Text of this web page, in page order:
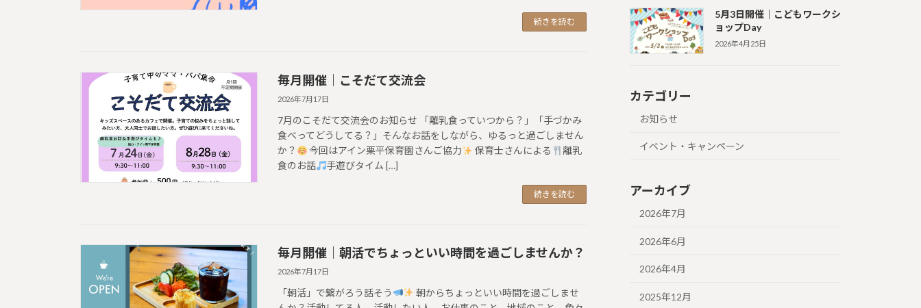
続きを読む
毎月開催｜こそだて交流会
2026年7月17日
7月のこそだて交流会のお知らせ 「離乳食っていつから？」「手づかみ
食べってどうしてる？」そんなお話をしながら、ゆるっと過ごしません
か？
今回はアイン栗平保育園さんご協力 保育士さんによる
離乳
食のお話
手遊びタイム […]
続きを読む
毎月開催｜朝活でちょっといい時間を過ごしませんか？
2026年7月17日
「朝活」で繋がろう話そう
朝からちょっといい時間を過ごしませ
5月3日開催｜こどもワークシ
ョップDay
2026年4月25日
カテゴリー
お知らせ
イベント・キャンペーン
アーカイブ
2026年7月
2026年6月
2026年4月
2025年12月